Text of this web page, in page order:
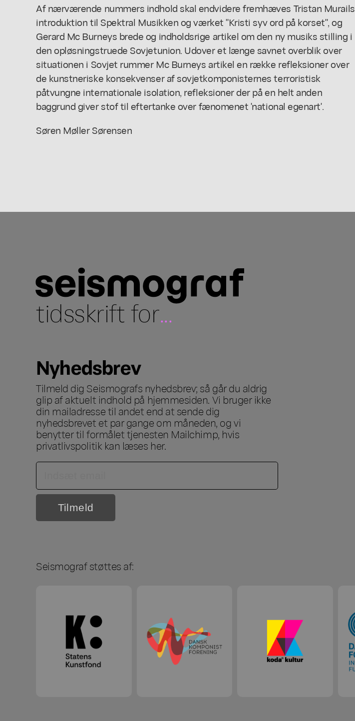
Af nærværende nummers indhold skal endvidere fremhæves Tristan Murails
introduktion til Spektral Musikken og værket "Kristi syv ord på korset", og
Gerard Mc Burneys brede og indholdsrige artikel om den ny musiks stilling i
den opløsningstruede Sovjetunion. Udover et længe savnet overblik over
situationen i Sovjet rummer Mc Burneys artikel en række refleksioner over
de kunstneriske konsekvenser af sovjetkomponisternes terroristisk
påtvungne internationale isolation, refleksioner der på en helt anden
baggrund giver stof til eftertanke over fænomenet 'national egenart'.
Søren Møller Sørensen
tidsskrift for...
Nyhedsbrev
Tilmeld dig Seismografs nyhedsbrev; så går du aldrig
glip af aktuelt indhold på hjemmesiden. Vi bruger ikke
din mailadresse til andet end at sende dig
nyhedsbrevet et par gange om måneden, og vi
benytter til formålet tjenesten Mailchimp, hvis
privatlivspolitik kan læses her.
Seismograf støttes af: